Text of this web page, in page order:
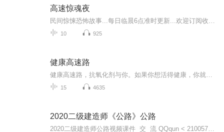
高速惊魂夜
10 925
健康高速路
15 4635
2020二级建造师《公路》公路